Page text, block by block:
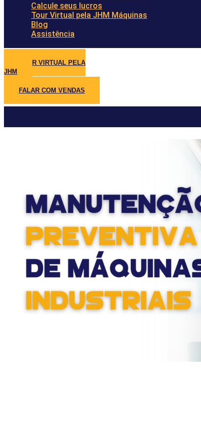
Calcule seus lucros
Tour Virtual pela JHM Máquinas
Blog
Assistência
TOUR VIRTUAL PELA
JHM
FALAR COM VENDAS